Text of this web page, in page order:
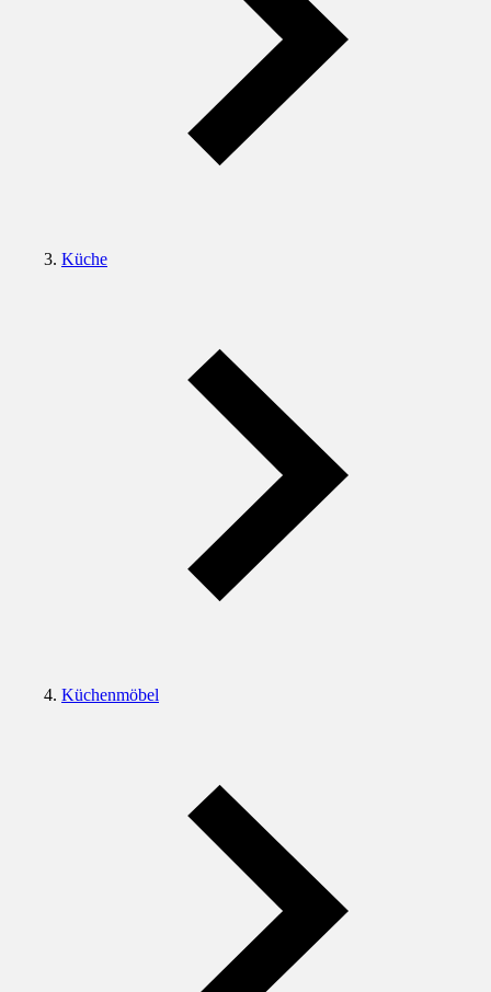
Küche
Küchenmöbel